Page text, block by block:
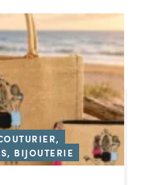
BIJOUTERIE